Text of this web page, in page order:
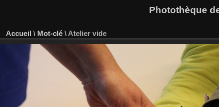
Photothèque
Accueil \ Mot-clé \ Atelier vide